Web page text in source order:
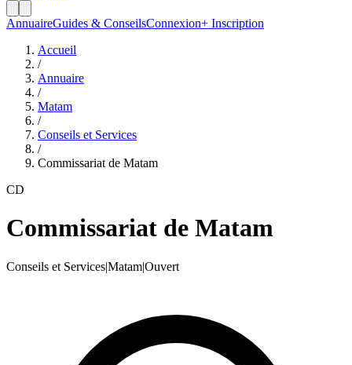
AnnuaireGuides & ConseilsConnexion+ Inscription
Accueil
/
Annuaire
/
Matam
/
Conseils et Services
/
Commissariat de Matam
CD
Commissariat de Matam
Conseils et Services|Matam|Ouvert